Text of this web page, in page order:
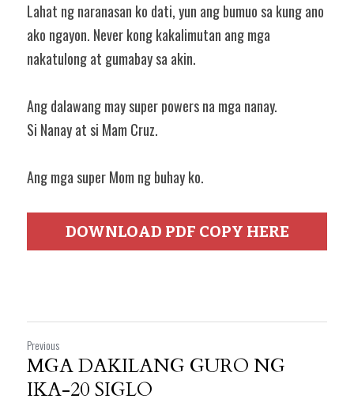
Lahat ng naranasan ko dati, yun ang bumuo sa kung ano
ako ngayon. Never kong kakalimutan ang mga
nakatulong at gumabay sa akin.
Ang dalawang may super powers na mga nanay.
Si Nanay at si Mam Cruz.
Ang mga super Mom ng buhay ko.
DOWNLOAD PDF COPY HERE
Previous
MGA DAKILANG GURO NG
IKA-20 SIGLO